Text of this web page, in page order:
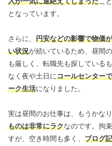
となっています。
さらに、 円安などの影響で物価
い状況が続いているため、昼間
も厳しく、転職先も探している
なく夜や土日にコールセンター
ーク生活になりました。
実は昼間のお仕事は、もうかな
ものは非常にラクなのです。拘
すが、空き時間も多く、 ブログ